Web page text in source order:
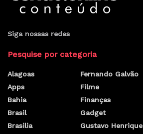
Siga nossas redes
Pesquise por categoria
Alagoas
Apps
Bahia
Brasil
Brasilia
Fernando Galvão
Filme
Finanças
Gadget
Gustavo Henrique